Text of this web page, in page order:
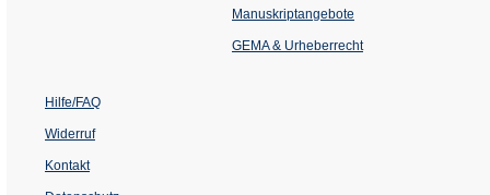
einem
Tab)
Manuskriptangebote
GEMA & Urheberrecht
Hilfe/FAQ
Widerruf
Kontakt